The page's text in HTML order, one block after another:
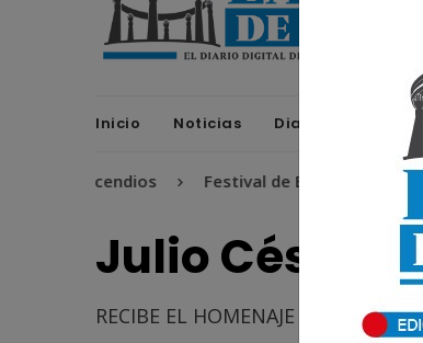
Inicio Noticias Diario Digital
Festival de Bandas 2026
Julio César
RECIBE EL HOMENAJE LA VOZ 25.